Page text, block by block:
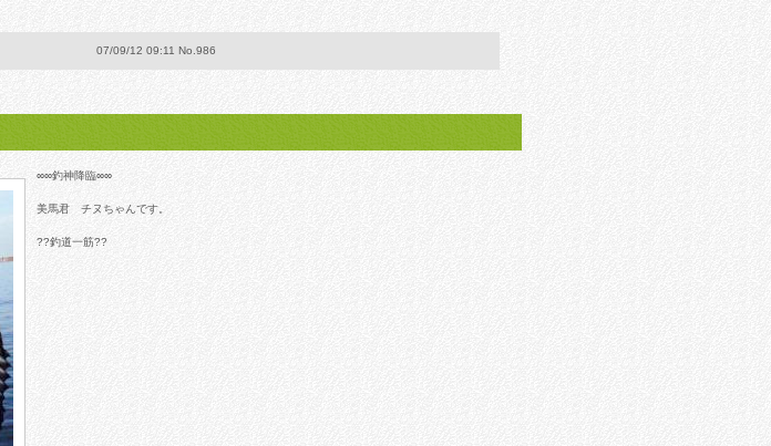
07/09/12 09:11 No.986
∞∞釣神降臨∞∞
美馬君 チヌちゃんです。
??釣道一筋??